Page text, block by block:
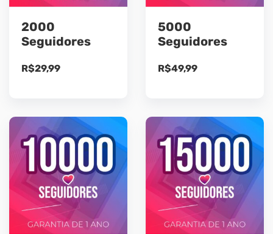
2000
Seguidores
R$29,99
5000
Seguidores
R$49,99